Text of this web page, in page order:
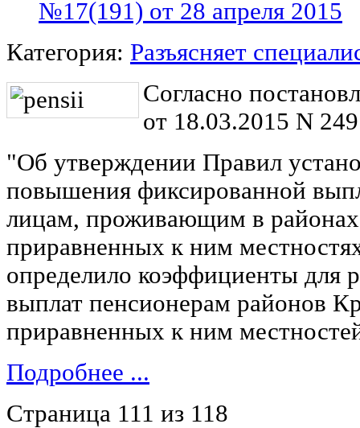
№17(191) от 28 апреля 2015
Категория: Разъясняет
Согласно
от 18.03.2015 N 249
"Об утверждении Правил
повышения фиксированной
лицам, проживающим в
приравненных к ним
определило коэффициенты для
выплат пенсионерам районов
приравненных к ним
Подробнее ...
Страница 111 из 118